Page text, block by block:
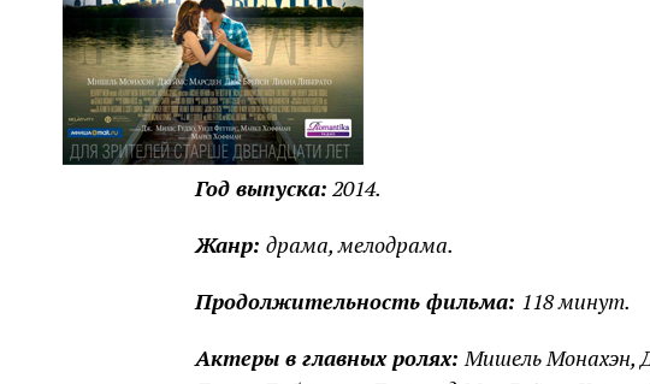
Год выпуска: 2014.
Жанр: драма, мелодрама.
Продолжительность фильма: 118 минут.
Актеры в главных ролях:Мишель Монахэн,